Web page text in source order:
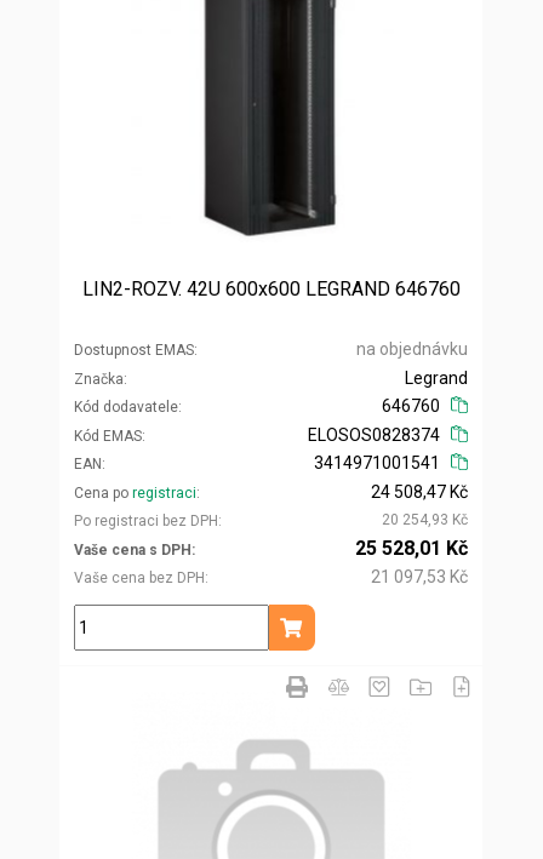
LIN2-ROZV. 42U 600x600 LEGRAND 646760
Dostupnost EMAS na objednávku
Značka
Kód dodavatele
Legrand
646760
Kód EMAS
EAN
ELOSOS0828374
3414971001541
Cena po registraci
Po registraci bez DPH
24 508,47 Kč
20 254,93 Kč
Vaše cena s DPH
Vaše cena bez DPH
25 528,01 Kč
21 097,53 Kč
ks
Přidat do košíku